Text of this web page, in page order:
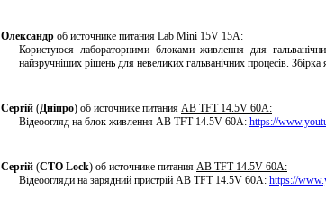
Олександр об источнике питания Lab Mini 15V 15A:
Користуюся лабораторними блоками живлення для
найзручніших рішень для невеликих гальванічних процесів.
Сергій (Дніпро) об источнике питания AB TFT 14.5V 60A:
Відеоогляд на блок живлення AB TFT 14.5V 60A: https://
Сергій (СТО Lock) об источнике питания AB TFT 14.5V 60A:
Відеоогляди на зарядний пристрій АВ TFT 14.5V 60A: https://